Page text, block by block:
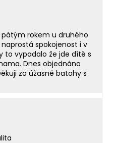
je 5 z 5 hvězdiček.
rokem u druhého
spokojenost i v
to vypadalo že jde dítě s
Dnes objednáno
za úžasné batohy s
je 5 z 5 hvězdiček.